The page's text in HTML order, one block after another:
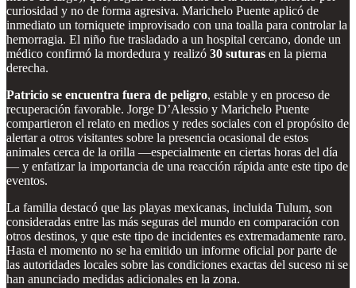
curiosidad y no de forma agresiva. Marichelo Puente aplicó de
inmediato un torniquete improvisado con una toalla para controlar la
hemorragia. El niño fue trasladado a un hospital cercano, donde un
médico confirmó la mordedura y realizó 30 suturas en la pierna
derecha.
Patricio se encuentra fuera de peligro, estable y en proceso de
recuperación favorable. Jorge D’Alessio y Marichelo Puente
compartieron el relato en medios y redes sociales con el propósito de
alertar a otros visitantes sobre la presencia ocasional de estos
animales cerca de la orilla —especialmente en ciertas horas del día
— y enfatizar la importancia de una reacción rápida ante este tipo de
eventos.
La familia destacó que las playas mexicanas, incluida Tulum, son
consideradas entre las más seguras del mundo en comparación con
otros destinos, y que este tipo de incidentes es extremadamente raro.
Hasta el momento no se ha emitido un informe oficial por parte de
las autoridades locales sobre las condiciones exactas del suceso ni se
han anunciado medidas adicionales en la zona.